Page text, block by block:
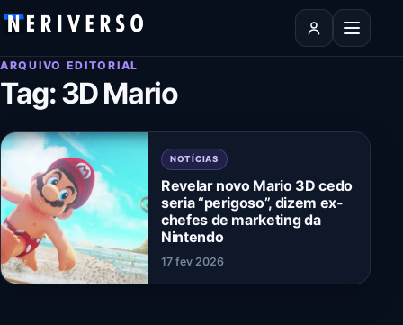
Pular para o conteúdo
Abrir
ARQUIVO EDITORIAL
Tag:3D Mario
NOTÍCIAS
Revelar novo Mario 3D cedo
seria “perigoso”, dizem ex-
chefes de marketing da
Nintendo
17 fev 2026